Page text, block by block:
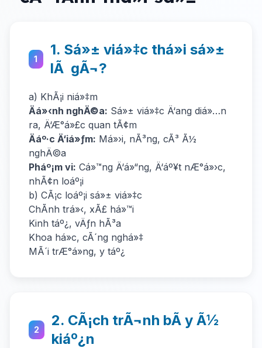
1
1. Sá»± viá»‡c thá»i sá»±
lÃ gÃ¬?
a) KhÃ¡i niá»‡m
Äá»‹nh nghÄ©a: Sá»± viá»‡c Ä‘ang diá»…n
ra, Ä‘Æ°á»£c quan tÃ¢m
Äáº·c Ä‘iá»ƒm: Má»›i, nÃ³ng, cÃ³ Ã½
nghÄ©a
Pháº¡m vi: Cá»™ng Ä‘á»“ng, Ä‘áº¥t nÆ°á»›c,
nhÃ¢n loáº¡i
b) CÃ¡c loáº¡i sá»± viá»‡c
ChÃ­nh trá»‹, xÃ£ há»™i
Kinh táº¿, vÄƒn hÃ³a
Khoa há»c, cÃ´ng nghá»‡
MÃ´i trÆ°á»ng, y táº¿
2
2. CÃ¡ch trÃ¬nh bÃ y Ã½
kiáº¿n